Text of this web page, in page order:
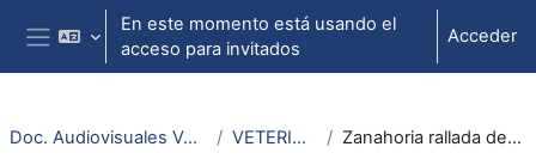
Salta al contenido principal
Panel lateral
En este momento está usando el
acceso para invitados
Acceder
Doc. Audiovisuales Veterinaria VETERINARIA Zanahoria rallada de IV gama